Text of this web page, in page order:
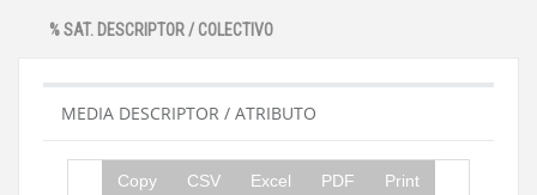
% SAT. DESCRIPTOR / COLECTIVO
MEDIA DESCRIPTOR / ATRIBUTO
Copy CSV Excel PDF Print